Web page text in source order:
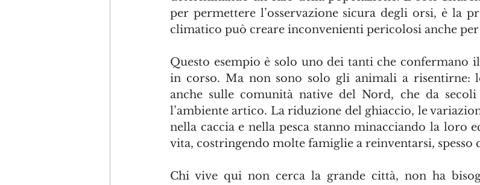
per permettere l’osservazione sicura degli orsi, è la
climatico può creare inconvenienti pericolosi anche per
Questo esempio è solo uno dei tanti che confermano
in corso. Ma non sono solo gli animali a risentirne:
anche sulle comunità native del Nord, che da
l’ambiente artico. La riduzione del ghiaccio, le
nella caccia e nella pesca stanno minacciando la loro
vita, costringendo molte famiglie a reinventarsi, spesso
Chi vive qui non cerca la grande città, non ha